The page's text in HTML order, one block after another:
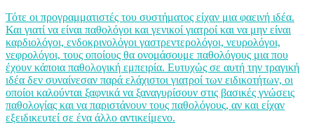
Τότε οι προγραμματιστές του συστήματος είχαν μια φαεινή ιδέα.
Και γιατί να είναι παθολόγοι και γενικοί γιατροί και να μην είναι
καρδιολόγοι, ενδοκρινολόγοι γαστρεντερολόγοι, νευρολόγοι,
νεφρολόγοι, τους οποίους θα ονομάσουμε παθολόγους μια που
έχουν κάποια παθολογική εμπειρία. Ευτυχώς σε αυτή την τραγική
ιδέα δεν συναίνεσαν παρά ελάχιστοι γιατροί των ειδικοτήτων, οι
οποίοι καλούνται ξαφνικά να ξαναγυρίσουν στις βασικές γνώσεις
παθολογίας και να παριστάνουν τους παθολόγους, αν και είχαν
εξειδικευτεί σε ένα άλλο αντικείμενο.